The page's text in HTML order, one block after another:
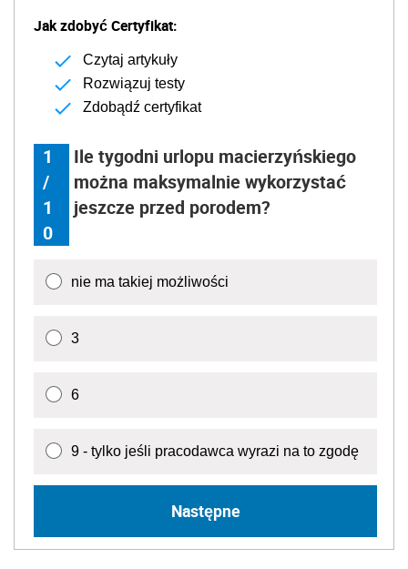
nie ma takiej możliwości
6
9 - tylko jeśli pracodawca wyrazi na to zgodę
Źródło: PAP
rozliczenie
Wersja do druku
Zapisz się na newsletter